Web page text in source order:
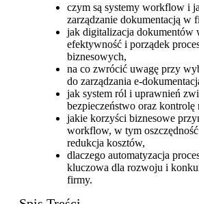
czym są systemy workflow i
zarządzanie dokumentacją w
jak digitalizacja dokumentów
efektywność i porządek
biznesowych,
na co zwrócić uwagę przy
do zarządzania e-
jak system ról i uprawnień
bezpieczeństwo oraz kontrolę
jakie korzyści biznesowe
workflow, w tym oszczędność
redukcja kosztów,
dlaczego automatyzacja
kluczowa dla rozwoju i
firmy.